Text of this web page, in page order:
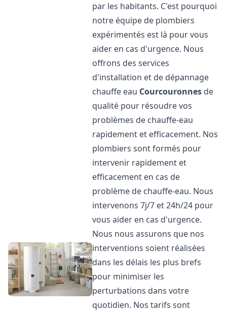
par les habitants. C'est pourquoi
notre équipe de plombiers
expérimentés est là pour vous
aider en cas d'urgence. Nous
offrons des services
d'installation et de dépannage
chauffe eau Courcouronnes de
qualité pour résoudre vos
problèmes de chauffe-eau
rapidement et efficacement. Nos
plombiers sont formés pour
intervenir rapidement et
efficacement en cas de
problème de chauffe-eau. Nous
intervenons 7j/7 et 24h/24 pour
vous aider en cas d'urgence.
Nous nous assurons que nos
interventions soient réalisées
dans les délais les plus brefs
pour minimiser les
perturbations dans votre
quotidien. Nos tarifs sont